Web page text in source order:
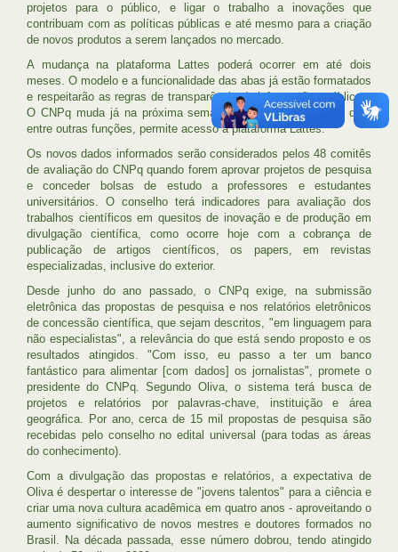
projetos para o público, e ligar o trabalho a inovações que
contribuam com as políticas públicas e até mesmo para a criação
de novos produtos a serem lançados no mercado.
A mudança na plataforma Lattes poderá ocorrer em até dois
meses. O modelo e a funcionalidade das abas já estão formatados
e respeitarão as regras de transparência de informações públicas.
O CNPq muda já na próxima semana o portalwww.cnpq.br
que,
entre outras funções, permite acesso à plataforma Lattes.
Os novos dados informados serão considerados pelos 48 comitês
de avaliação do CNPq quando forem aprovar projetos de pesquisa
e conceder bolsas de estudo a professores e estudantes
universitários. O conselho terá indicadores para avaliação dos
trabalhos científicos em quesitos de inovação e de produção em
divulgação científica, como ocorre hoje com a cobrança de
publicação de artigos científicos, os papers, em revistas
especializadas, inclusive do exterior.
Desde junho do ano passado, o CNPq exige, na submissão
eletrônica das propostas de pesquisa e nos relatórios eletrônicos
de concessão científica, que sejam descritos, "em linguagem para
não especialistas", a relevância do que está sendo proposto e os
resultados atingidos. "Com isso, eu passo a ter um banco
fantástico para alimentar [com dados] os jornalistas", promete o
presidente do CNPq. Segundo Oliva, o sistema terá busca de
projetos e relatórios por palavras-chave, instituição e área
geográfica. Por ano, cerca de 15 mil propostas de pesquisa são
recebidas pelo conselho no edital universal (para todas as áreas
do conhecimento).
Com a divulgação das propostas e relatórios, a expectativa de
Oliva é despertar o interesse de "jovens talentos" para a ciência e
criar uma nova cultura acadêmica em quatro anos - aproveitando o
aumento significativo de novos mestres e doutores formados no
Brasil. Na década passada, esse número dobrou, tendo atingido